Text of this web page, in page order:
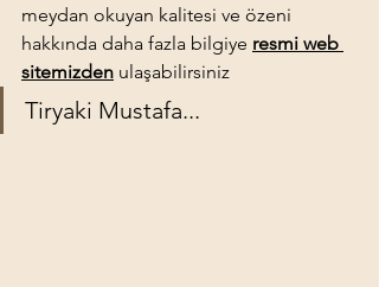
meydan okuyan kalitesi ve özeni
hakkında daha fazla bilgiye resmi web
sitemizden ulaşabilirsiniz​
Tiryaki Mustafa...